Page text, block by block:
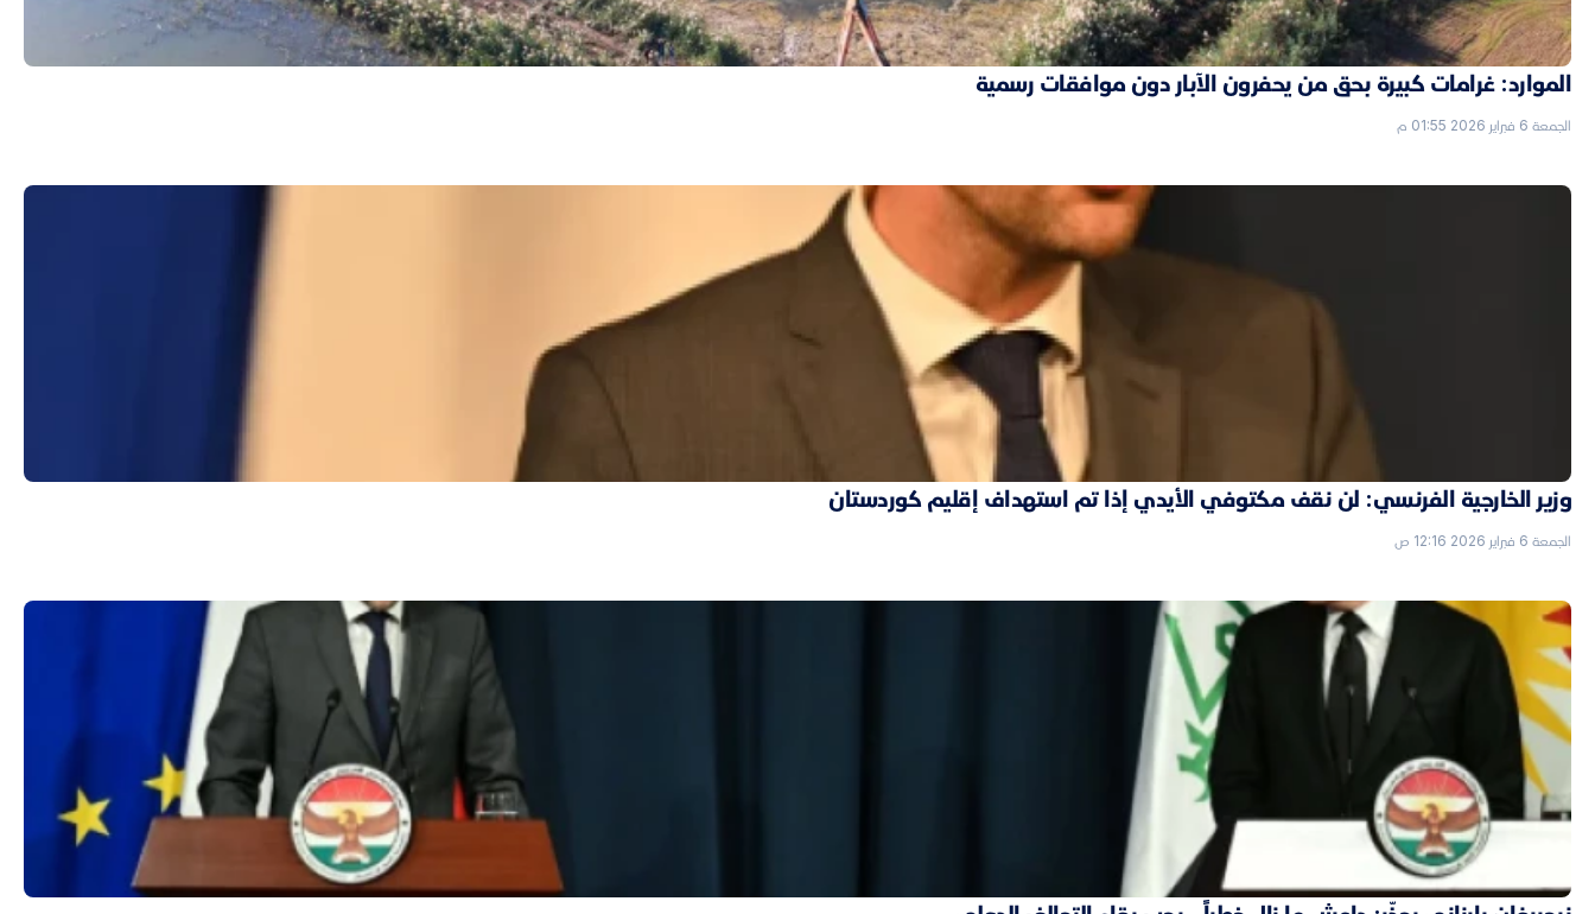
الموارد: غرامات كبيرة بحق من يحفرون الآبار دون موافقات رسمية
الجمعة 6 فبراير 2026 01:55 م
وزير الخارجية الفرنسي: لن نقف مكتوفي الأيدي إذا تم استهداف إقليم كوردستان
الجمعة 6 فبراير 2026 12:16 ص